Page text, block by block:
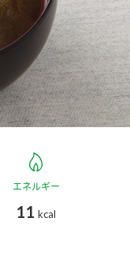
鍋用調味料
たれ
中華エネルギー
11 kcal